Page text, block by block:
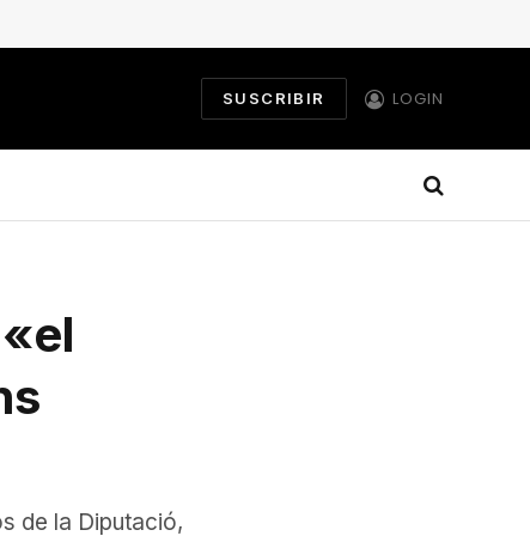
SUSCRIBIR LOGIN
de la Diputació,